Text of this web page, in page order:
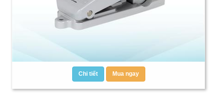
Chi tiết Mua ngay